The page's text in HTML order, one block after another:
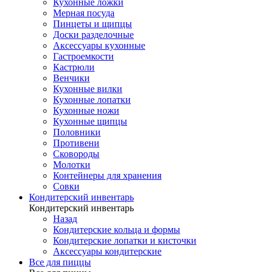
Мерная посуда
Пинцеты и щипцы
Доски разделочные
Аксессуары кухонные
Гастроемкости
Кастрюли
Венчики
Кухонные вилки
Кухонные лопатки
Кухонные ножи
Кухонные щипцы
Половники
Противени
Сковороды
Молотки
Контейнеры для хранения
Совки
Кондитерский инвентарь
Кондитерский инвентарь
Назад
Кондитерские кольца и формы
Кондитерские лопатки и кисточки
Аксессуары кондитерские
Все для пиццы